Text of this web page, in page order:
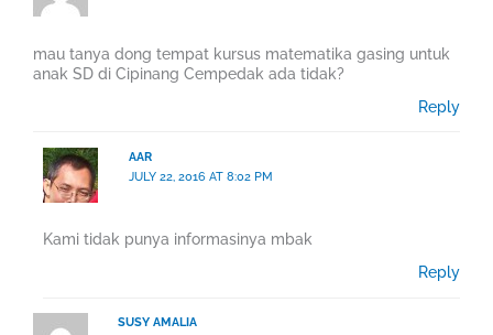
mau tanya dong tempat kursus matematika gasing untuk
anak SD di Cipinang Cempedak ada tidak?
Reply
AAR
JULY 22, 2016 AT 8:02 PM
Kami tidak punya informasinya mbak
Reply
SUSY AMALIA